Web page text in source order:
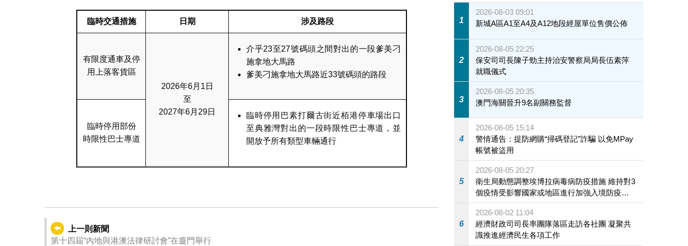
臨時交通措施 日期 涉及路段
有限度通車及停
用上落客貨區
2026年6月1日
至
2027年6月29日
介乎23至27號碼頭之間對出的一段爹美刁
施拿地大馬路
爹美刁施拿地大馬路近33號碼頭的路段
臨時停用部份
時限性巴士專道
臨時停用巴素打爾古街近栢港停車場出口
至典雅灣對出的一段時限性巴士專道，並
開放予所有類型車輛通行
上一則新聞
第十四屆“內地與港澳法律研討會”在廈門舉行
1
2026-08-03 09:01
新城A區A1至A4及A12地段經屋單位售價公佈
2
2026-08-05 22:25
保安司司長陳子勁主持治安警察局局長伍素萍
就職儀式
3
2026-08-05 20:35
澳門海關晉升9名副關務監督
4
2026-08-05 15:14
警情通告：提防網購“掃碼登記”詐騙 以免MPay
帳號被盜用
5
2026-08-05 20:27
衛生局動態調整埃博拉病毒病防疫措施 維持對3
個疫情受影響國家或地區進行加強入境防疫措
施
6
2026-08-02 11:04
經濟財政司司長率團隊落區走訪各社團 凝聚共
識推進經濟民生各項工作